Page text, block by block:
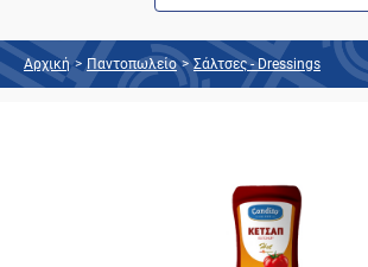
Αρχική > Παντοπωλείο > Σάλτσες - Dressings